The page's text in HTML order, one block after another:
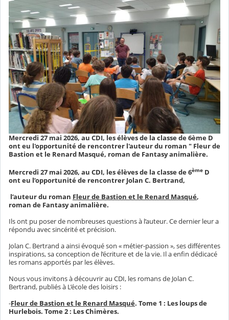
Mercredi 27 mai 2026, au CDI, les élèves de la classe de 6ème D
ont eu l'opportunité de rencontrer l'auteur du roman " Fleur de
Bastion et le Renard Masqué, roman de Fantasy animalière.
Mercredi 27 mai 2026, au CDI, les élèves de la classe de 6ème D
ont eu l’opportunité de rencontrer Jolan C. Bertrand,
l’auteur du roman Fleur de Bastion et le Renard Masqué,
roman de Fantasy animalière.
Ils ont pu poser de nombreuses questions à l’auteur. Ce dernier leur a
répondu avec sincérité et précision.
Jolan C. Bertrand a ainsi évoqué son « métier-passion », ses différentes
inspirations, sa conception de l’écriture et de la vie. Il a enfin dédicacé
les romans apportés par les élèves.
Nous vous invitons à découvrir au CDI, les romans de Jolan C.
Bertrand, publiés à L’école des loisirs :
-Fleur de Bastion et le Renard Masqué. Tome 1 : Les loups de
Hurlebois. Tome 2 : Les Chimères.